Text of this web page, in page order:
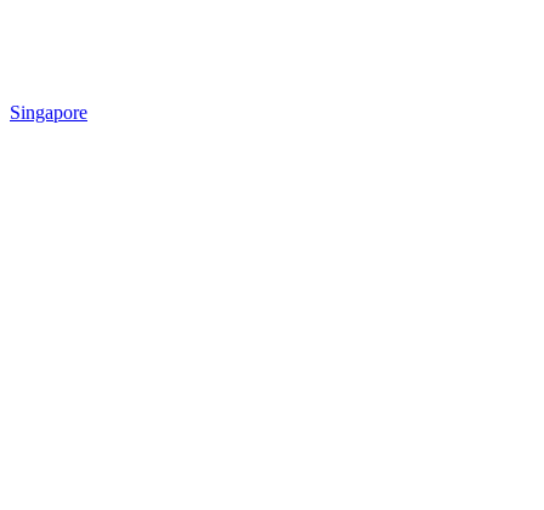
Singapore